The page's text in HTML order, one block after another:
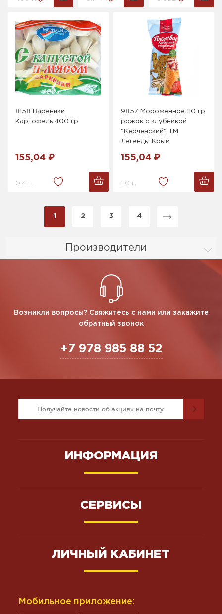
Производители
8158 Вареники
Картофель 400 гр
155,04 ₽
0.4 г.
9857 Мороженное 110 гр
рожок с клубникой
"Керченский" ТМ
Легенды Крым
155,04 ₽
110 г.
1 2 3 4
Возникли вопросы? Свяжитесь с нами или закажите
обратный звонок
+7 978 985 88 52
ИНФОРМАЦИЯ
СЕРВИСЫ
ЛИЧНЫЙ КАБИНЕТ
Мобильное приложение: